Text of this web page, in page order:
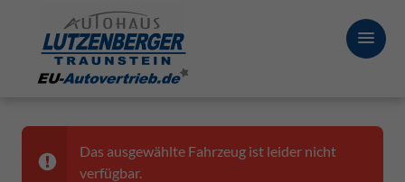
Das ausgewählte Fahrzeug ist leider nicht
verfügbar.